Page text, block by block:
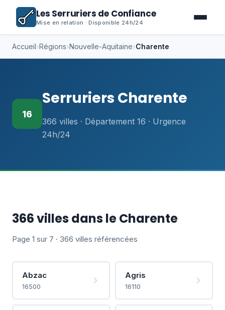
Les Serruriers de Confiance
Mise en relation · Disponible 24h/24
Accueil›Régions›Nouvelle-Aquitaine›Charente
16
Serruriers Charente
366 villes · Département 16 · Urgence
24h/24
366 villes dans le Charente
Page 1 sur 7 · 366 villes référencées
Abzac
16500
Agris
16110